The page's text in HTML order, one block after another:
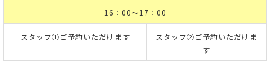
16：00～17：00
スタッフ①ご予約いただけます
スタッフ②ご予約いただけま
す